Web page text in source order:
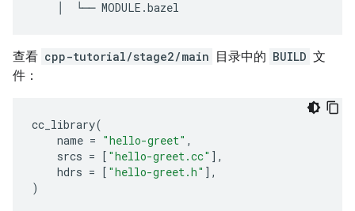
查看 cpp-tutorial/stage2/main 目录中的 BUILD 文
件：
cc_library(
name = "hello-greet" ,
srcs = [ "hello-greet.cc" ],
hdrs = [ "hello-greet.h" ],
)